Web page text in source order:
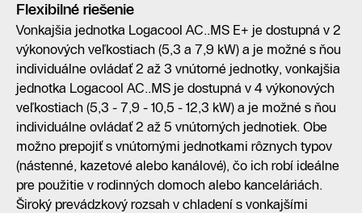
Flexibilné riešenie
Vonkajšia jednotka Logacool AC..MS E+ je dostupná v 2
výkonových veľkostiach (5,3 a 7,9 kW) a je možné s ňou
individuálne ovládať 2 až 3 vnútorné jednotky, vonkajšia
jednotka Logacool AC..MS je dostupná v 4 výkonových
veľkostiach (5,3 - 7,9 - 10,5 - 12,3 kW) a je možné s ňou
individuálne ovládať 2 až 5 vnútorných jednotiek. Obe
možno prepojiť s vnútornými jednotkami rôznych typov
(nástenné, kazetové alebo kanálové), čo ich robí ideálne
pre použitie v rodinných domoch alebo kanceláriách.
Široký prevádzkový rozsah v chladení s vonkajšími